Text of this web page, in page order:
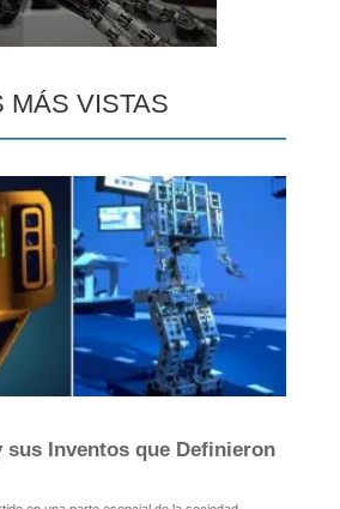
MÁS VISTAS